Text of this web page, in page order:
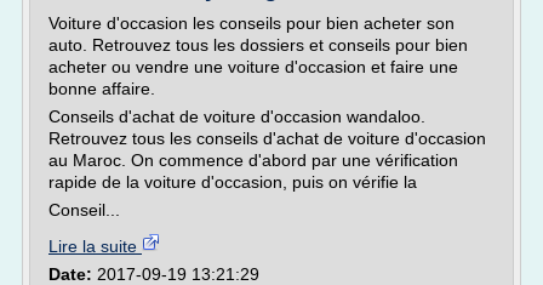
Voiture d'occasion les conseils pour bien acheter son
auto. Retrouvez tous les dossiers et conseils pour bien
acheter ou vendre une voiture d'occasion et faire une
bonne affaire.
Conseils d'achat de voiture d'occasion wandaloo.
Retrouvez tous les conseils d'achat de voiture d'occasion
au Maroc. On commence d'abord par une vérification
rapide de la voiture d'occasion, puis on vérifie la
Conseil...
Lire la suite
Date: 2017-09-19 13:21:29